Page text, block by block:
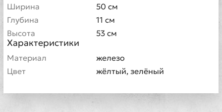
Ширина
50 см
Глубина
11 см
Высота
53 см
Характеристики
Материал
железо
Цвет
жёлтый, зелёный